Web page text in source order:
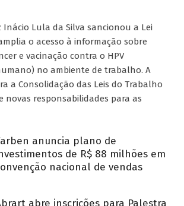
Inácio Lula da Silva sancionou a Lei
o acesso à informação sobre
e vacinação contra o HPV
no ambiente de trabalho. A
a Consolidação das Leis do Trabalho
novas responsabilidades para as
anuncia plano de
de R$ 88 milhões em
nacional de vendas